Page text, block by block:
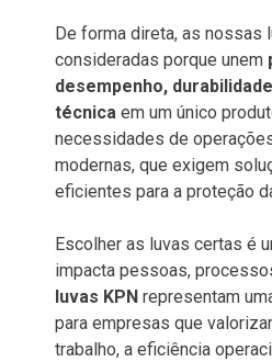
De forma direta, as nossas
consideradas porque unem
desempenho,
técnica em um único
necessidades de
modernas, que exigem
eficientes para a proteção
Escolher as luvas certas é
impacta pessoas,
luvas KPN representam
para empresas que
trabalho, a eficiência